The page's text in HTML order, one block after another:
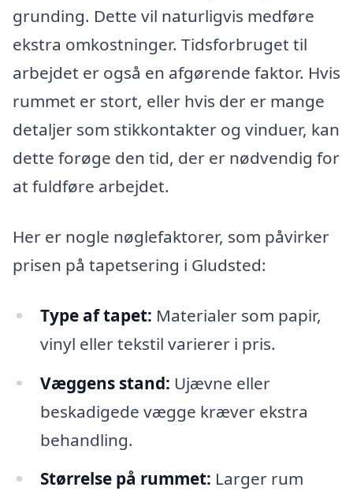
grunding. Dette vil naturligvis medføre
ekstra omkostninger. Tidsforbruget til
arbejdet er også en afgørende faktor. Hvis
rummet er stort, eller hvis der er mange
detaljer som stikkontakter og vinduer, kan
dette forøge den tid, der er nødvendig for
at fuldføre arbejdet.
Her er nogle nøglefaktorer, som påvirker
prisen på tapetsering i Gludsted:
Type af tapet: Materialer som papir,
vinyl eller tekstil varierer i pris.
Væggens stand: Ujævne eller
beskadigede vægge kræver ekstra
behandling.
Størrelse på rummet: Larger rum